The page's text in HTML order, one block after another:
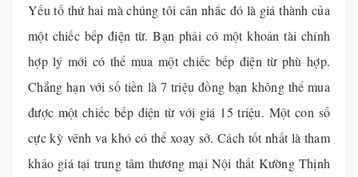
Yếu tố thứ hai mà chúng tôi cân nhắc đó là giá thành của
một chiếc bếp điện từ. Bạn phải có một khoản tài chính
hợp lý mới có thể mua một chiếc bếp điện từ phù hợp.
Chẳng hạn với số tiền là 7 triệu đồng bạn không thể mua
được một chiếc bếp điện từ với giá 15 triệu. Một con số
cực kỳ vênh va khó có thể xoay sở. Cách tốt nhất là tham
khảo giá tại trung tâm thương mại Nội thất Kường Thịnh